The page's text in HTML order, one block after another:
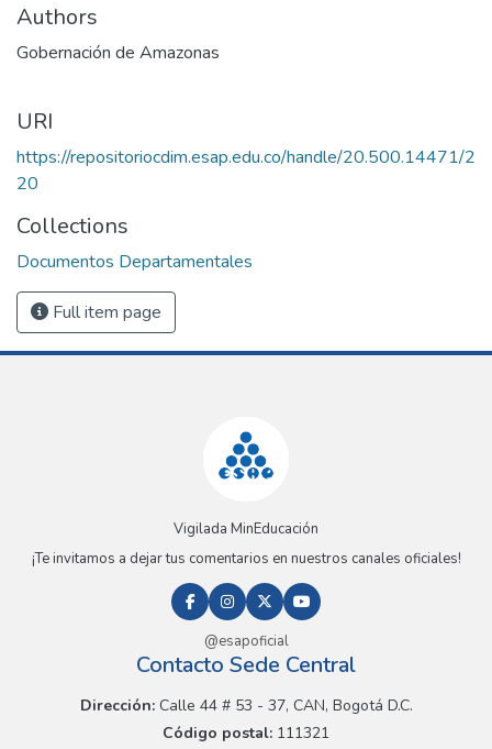
Authors
Gobernación de Amazonas
URI
https://repositoriocdim.esap.edu.co/handle/20.500.14471/2
20
Collections
Documentos Departamentales
Full item page
Vigilada MinEducación
¡Te invitamos a dejar tus comentarios en nuestros canales oficiales!
@esapoficial
Contacto Sede Central
Dirección:Calle 44 # 53 - 37, CAN, Bogotá D.C.
Código postal: 111321